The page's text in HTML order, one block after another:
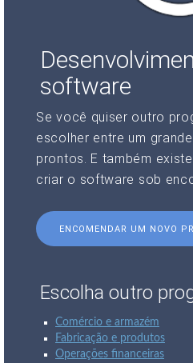
software
Se você quiser outro
escolher entre um
prontos. E também
criar o software sob
ENCOMENDAR UM NOVO
Escolha outro
Comércio e armazém
Fabricação e produtos
Operações financeiras